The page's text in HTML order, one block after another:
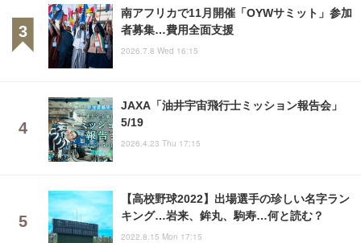
南アフリカで11月開催「OYWサミット」参加
者募集…費用全面支援
2026.7.8 Wed 16:15
JAXA「油井宇宙飛行士ミッション報告会」
5/19
2026.4.23 Thu 17:15
【高校野球2022】出場選手の珍しい名字ラン
キング…岩来、鉾丸、駒寿…何と読む？
2022.8.15 Mon 17:15